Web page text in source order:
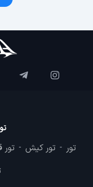
تور - تور کیش -